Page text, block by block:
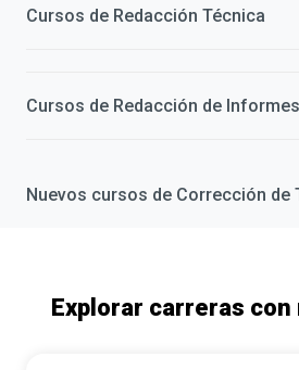
Cursos de Redacción Técnica
Cursos de Redacción de Informes
Nuevos cursos de Corrección de
Explorar carreras con